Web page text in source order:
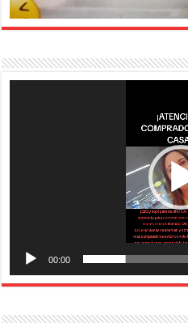
00:00